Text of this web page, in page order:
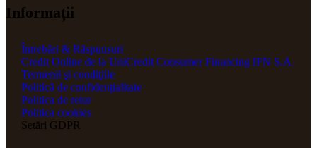
Informații
Întrebări & Răspunsuri
Credit Online de la UniCredit Consumer Financing IFN S.A.
Termenii şi condiţiile
Politică de confidențialitate
Politica de retur
Politica cookies
Setări GDPR